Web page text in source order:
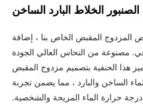
الخلاط البارد الساخن
المزدوج المقبض الخاص بنا ، إضافة
مصنوعة من النحاس العالي الجودة
هذا الحنفية بتصميم مزدوج المقبض
الساخن والبارد ، مما يضمن تجربة
درجة حرارة الماء المريحة والشخصية.